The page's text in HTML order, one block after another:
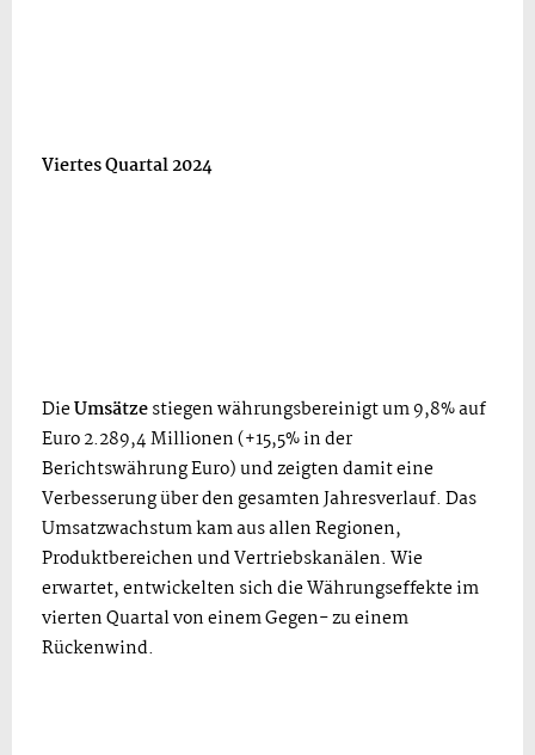
Viertes Quartal 2024
DieUmsätzestiegen währungsbereinigt um 9,8% auf
Euro 2.289,4 Millionen (+15,5% in der
Berichtswährung Euro) und zeigten damit eine
Verbesserung über den gesamten Jahresverlauf. Das
Umsatzwachstum kam aus allen Regionen,
Produktbereichen und Vertriebskanälen. Wie
erwartet, entwickelten sich die Währungseffekte im
vierten Quartal von einem Gegen- zu einem
Rückenwind.